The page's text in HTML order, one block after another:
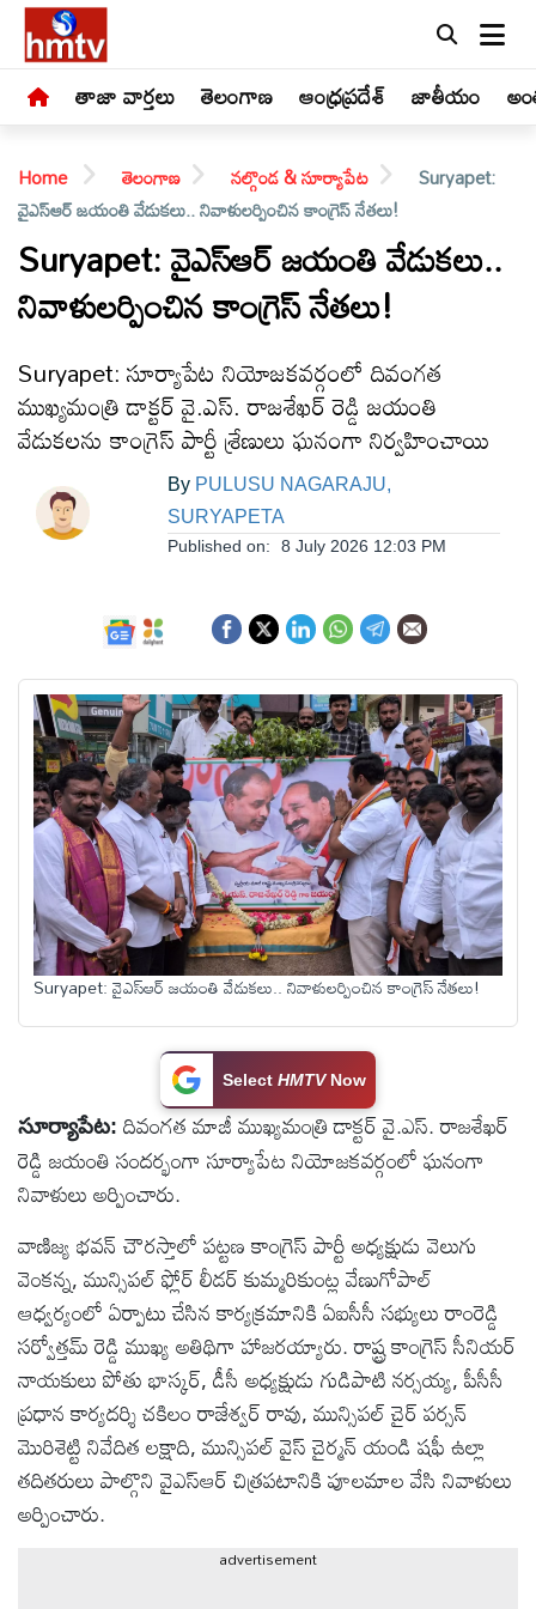
తాజా వార్తలు తెలంగాణ ఆంధ్రప్రదేశ్ జాతీయం
LIVE
వార్తలు
తెలంగాణ
అంతర్జాతీయం
సినిమా
క్రీడలు
వ్యాపారం
లైఫ్
టెక్నాలజీ
స్పెషల్స్
కెరీర్ &
ఉద్యోగాలు
లైవ్
టీవి
వ్యవసాయం
ఓటీటీ
Home తెలంగాణ నల్గొండ & సూర్యాపేట
Suryapet:
వైఎస్ఆర్ జయంతి వేడుకలు.. నివాళులర్పించిన కాంగ్రెస్ నేతలు!
Suryapet: వైఎస్ఆర్ జయంతి వేడుకలు..
నివాళులర్పించిన కాంగ్రెస్ నేతలు!
Suryapet: సూర్యాపేట నియోజకవర్గంలో దివంగత
ముఖ్యమంత్రి డాక్టర్ వై.ఎస్. రాజశేఖర్ రెడ్డి జయంతి
వేడుకలను కాంగ్రెస్ పార్టీ శ్రేణులు ఘనంగా నిర్వహించాయి
By PULUSU NAGARAJU,
SURYAPETA
Published on: 8 July 2026 12:03 PM
Suryapet: వైఎస్ఆర్ జయంతి వేడుకలు.. నివాళులర్పించిన కాంగ్రెస్ నేతలు!
Select HMTVNow
సూర్యాపేట: దివంగత మాజీ ముఖ్యమంత్రి డాక్టర్ వై.ఎస్. రాజశేఖర్
రెడ్డి జయంతి సందర్భంగా సూర్యాపేట నియోజకవర్గంలో ఘనంగా
నివాళులు అర్పించారు.
వాణిజ్య భవన్ చౌరస్తాలో పట్టణ కాంగ్రెస్ పార్టీ అధ్యక్షుడు వెలుగు
వెంకన్న, మున్సిపల్ ఫ్లోర్ లీడర్ కుమ్మరికుంట్ల వేణుగోపాల్
ఆధ్వర్యంలో ఏర్పాటు చేసిన కార్యక్రమానికి ఏఐసీసీ సభ్యులు రాంరెడ్డి
సర్వోత్తమ్ రెడ్డి ముఖ్య అతిథిగా హాజరయ్యారు. రాష్ట్ర కాంగ్రెస్ సీనియర్
నాయకులు పోతు భాస్కర్, డీసీ అధ్యక్షుడు గుడిపాటి నర్సయ్య, పీసీసీ
ప్రధాన కార్యదర్శి చకిలం రాజేశ్వర్ రావు, మున్సిపల్ చైర్ పర్సన్
మొరిశెట్టి నివేదిత లక్షాది, మున్సిపల్ వైస్ చైర్మన్ యండి షఫీ ఉల్లా
తదితరులు పాల్గొని వైఎస్ఆర్ చిత్రపటానికి పూలమాల వేసి నివాళులు
అర్పించారు.
advertisement